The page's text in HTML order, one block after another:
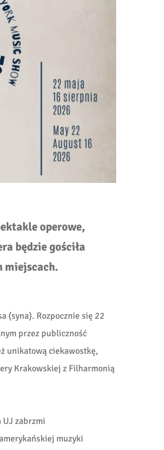
operowe,
będzie gościła
miejscach.
(syna). Rozpocznie się 22
przez publiczność
unikatową ciekawostkę,
Krakowskiej z Filharmonią
zabrzmi
muzyki